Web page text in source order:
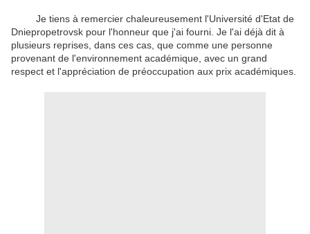
Je tiens à remercier chaleureusement l'Université d'Etat de
Dniepropetrovsk pour l'honneur que j'ai fourni. Je l'ai déjà dit à
plusieurs reprises, dans ces cas, que comme une personne
provenant de l'environnement académique, avec un grand
respect et l'appréciation de préoccupation aux prix académiques.